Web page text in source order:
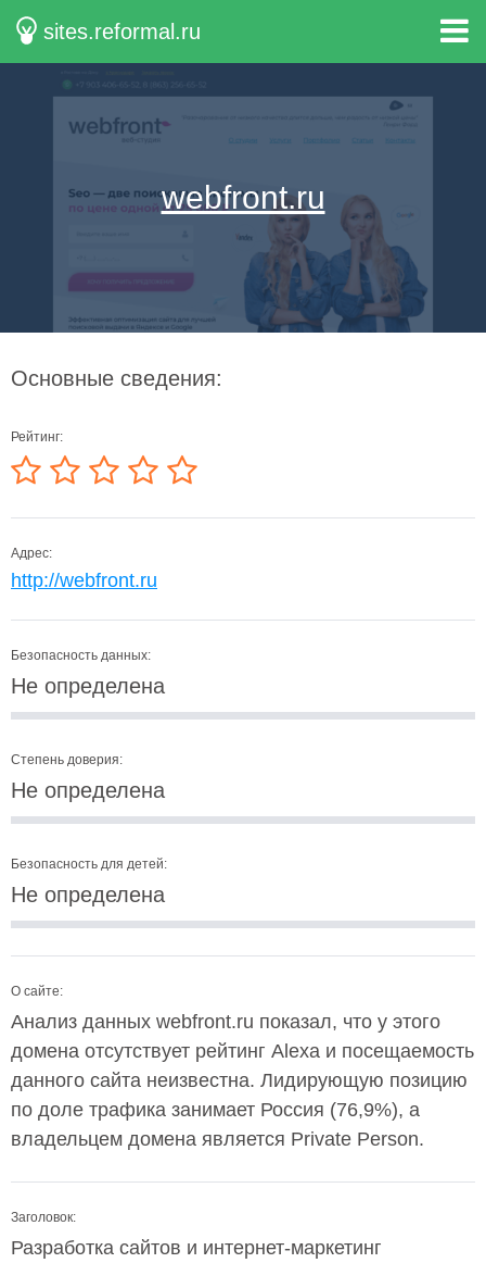
sites.reformal.ru
webfront.ru
Основные сведения:
Рейтинг:
Адрес:
http://webfront.ru
Безопасность данных:
Не определена
Степень доверия:
Не определена
Безопасность для детей:
Не определена
О сайте:
Анализ данных webfront.ru показал, что у этого
домена отсутствует рейтинг Alexa и посещаемость
данного сайта неизвестна. Лидирующую позицию
по доле трафика занимает Россия (76,9%), а
владельцем домена является Private Person.
Заголовок:
Разработка сайтов и интернет-маркетинг